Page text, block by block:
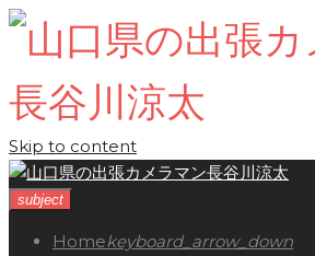
Skip to content
subject
Homekeyboard_arrow_down